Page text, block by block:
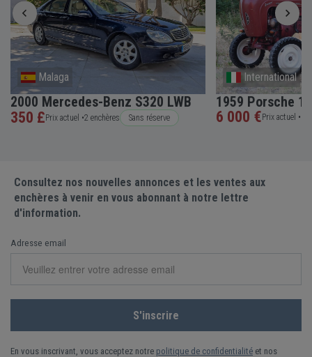
Malaga
2000 Mercedes-Benz S320 LWB
350 £Prix actuel •2 enchères Sans réserve
International
1959 Porsche
6 000 €Prix actuel •
Consultez nos nouvelles annonces et les ventes aux
enchères à venir en vous abonnant à notre lettre
d'information.
Adresse email
En vous inscrivant, vous acceptez notre politique de confidentialité et nos